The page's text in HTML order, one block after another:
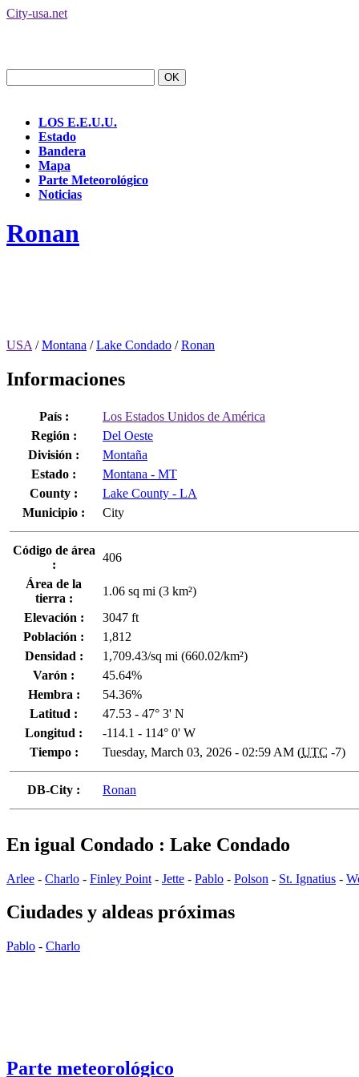
City-usa.net
LOS E.E.U.U.
Estado
Bandera
Mapa
Parte Meteorológico
Noticias
Ronan
USA /Montana /Lake Condado /Ronan
Informaciones
País :
Los Estados Unidos de América
Región :
Del Oeste
División :
Montaña
Estado :
Montana - MT
County :
Lake County - LA
Municipio :
City
Código de área
:
406
Área de la
tierra :
1.06 sq mi (3 km²)
Elevación :
3047 ft
Población :
1,812
Densidad :
1,709.43/sq mi (660.02/km²)
Varón :
45.64%
Hembra :
54.36%
Latitud :
47.53 - 47° 3' N
Longitud :
-114.1 - 114° 0' W
Tiempo :
Tuesday, March 03, 2026 - 02:59 AM (UTC -7)
DB-City : Ronan
En igual Condado : Lake Condado
Arlee - Charlo - Finley Point - Jette - Pablo - Polson - St. Ignatius -
Ciudades y aldeas próximas
Pablo - Charlo
Parte meteorológico